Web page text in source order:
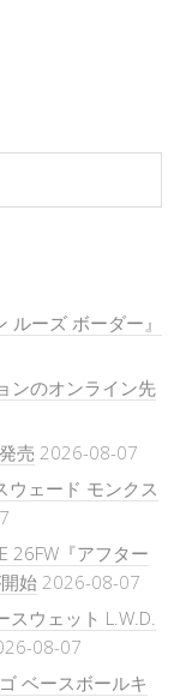
ルーズ ボーダー』
ンのオンライン先
売 2026-08-07
ウェード モンクス
26FW『アフター
始 2026-08-07
スウェット L.W.D.
08-07
ベースボールキ